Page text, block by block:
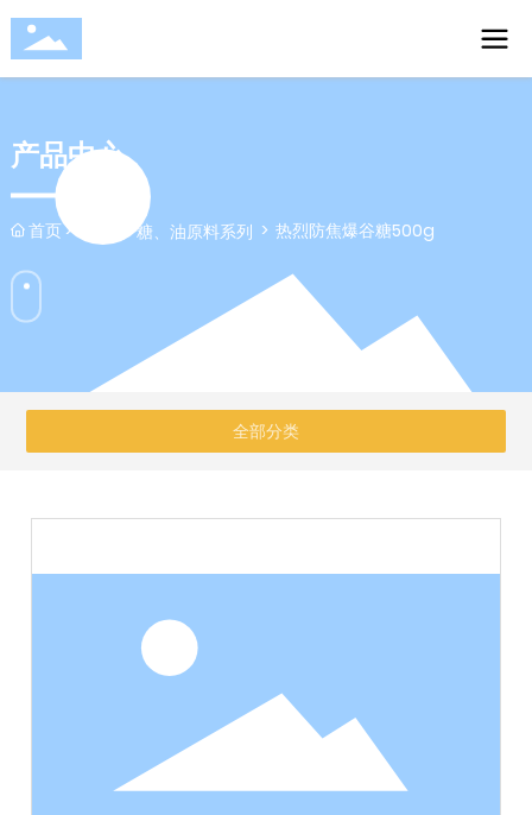
产品中心
首页 玉米、糖、油原料系列 热烈防焦爆谷糖500g
全部分类